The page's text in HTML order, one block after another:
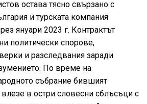
остава тясно свързано с
и турската компания
януари 2023 г. Контрактът
политически спорове,
и разследвания заради
По време на
събрание бившият
в остри словесни сблъсъци с